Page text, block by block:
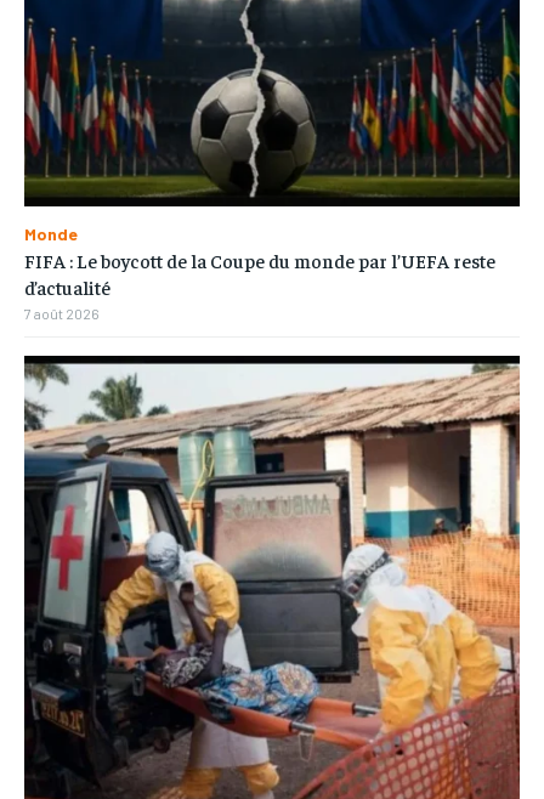
Monde
FIFA : Le boycott de la Coupe du monde par l’UEFA reste
d’actualité
7 août 2026